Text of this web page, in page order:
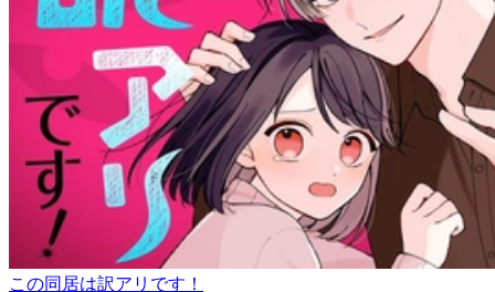
この同居は訳アリです！